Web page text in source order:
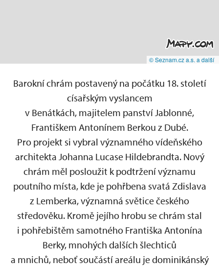
© Seznam.cz a.s. a další
Barokní chrám postavený na počátku 18. století
císařským vyslancem
v Benátkách, majitelem panství Jablonné,
Františkem Antonínem Berkou z Dubé.
Pro projekt si vybral významného vídeňského
architekta Johanna Lucase Hildebrandta. Nový
chrám měl posloužit k podtržení významu
poutního místa, kde je pohřbena svatá Zdislava
z Lemberka, významná světice českého
středověku. Kromě jejího hrobu se chrám stal
i pohřebištěm samotného Františka Antonína
Berky, mnohých dalších šlechticů
a mnichů, neboť součástí areálu je dominikánský